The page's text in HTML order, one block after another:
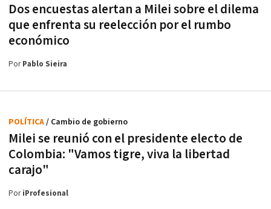
Dos encuestas alertan a Milei sobre el dilema
que enfrenta su reelección por el rumbo
económico
PorPablo Sieira
Milei se reunió con el presidente electo de
Colombia: "Vamos tigre, viva la libertad
carajo"
POLÍTICA/ Cambio de gobierno
PoriProfesional